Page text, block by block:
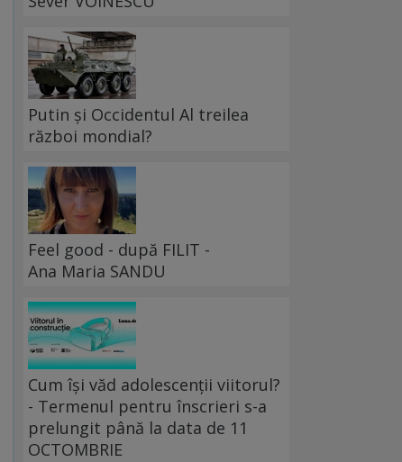
Putin și Occidentul Al treilea
război mondial?
Feel good - după FILIT -
Ana Maria SANDU
Cum își văd adolescenții viitorul?
- Termenul pentru înscrieri s-a
prelungit până la data de 11
OCTOMBRIE